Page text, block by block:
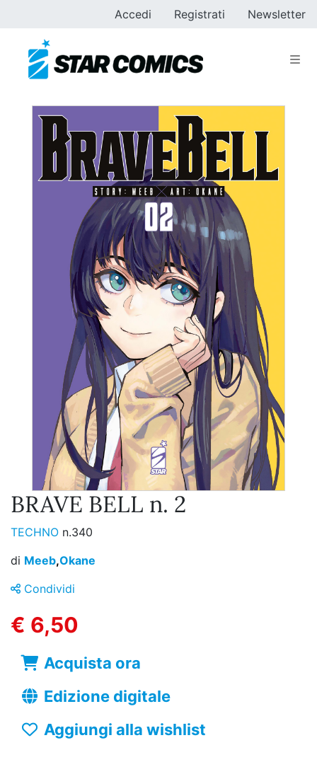
Accedi Registrati Newsletter
BRAVE BELL n. 2
TECHNO n.340
di Meeb,Okane
Condividi
€ 6,50
Acquista ora
Edizione digitale
Aggiungi alla wishlist